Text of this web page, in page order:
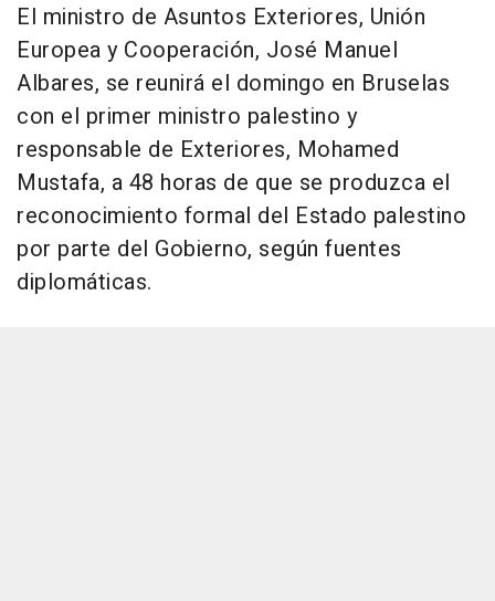
El ministro de Asuntos Exteriores, Unión
Europea y Cooperación, José Manuel
Albares, se reunirá el domingo en Bruselas
con el primer ministro palestino y
responsable de Exteriores, Mohamed
Mustafa, a 48 horas de que se produzca el
reconocimiento formal del Estado palestino
por parte del Gobierno, según fuentes
diplomáticas.